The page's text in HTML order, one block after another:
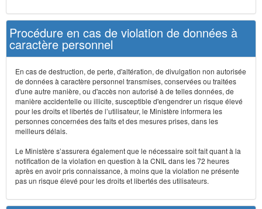
Procédure en cas de violation de données à
caractère personnel
En cas de destruction, de perte, d'altération, de divulgation non autorisée
de données à caractère personnel transmises, conservées ou traitées
d'une autre manière, ou d'accès non autorisé à de telles données, de
manière accidentelle ou illicite, susceptible d'engendrer un risque élevé
pour les droits et libertés de l’utilisateur, le Ministère informera les
personnes concernées des faits et des mesures prises, dans les
meilleurs délais.
Le Ministère s’assurera également que le nécessaire soit fait quant à la
notification de la violation en question à la CNIL dans les 72 heures
après en avoir pris connaissance, à moins que la violation ne présente
pas un risque élevé pour les droits et libertés des utilisateurs.